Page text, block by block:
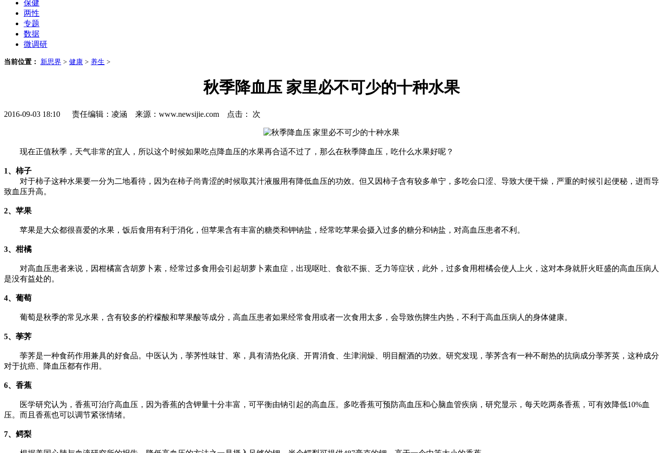
保健
两性
专题
数据
微调研
当前位置： 新思界 > 健康 > 养生 >
秋季降血压 家里必不可少的十种水果
2016-09-03 18:10 责任编辑：凌涵 来源：www.newsijie.com 点击： 次
现在正值秋季，天气非常的宜人，所以这个时候如果吃点降血压的水果再合适不过了，那么在秋季降血压，吃什么水果好呢？
1、柿子
对于柿子这种水果要一分为二地看待，因为在柿子尚青涩的时候取其汁液服用有降低血压的功效。但又因柿子含有较多单宁，多吃会口涩、导致大便干燥，严重的时候引起便秘，进而导
致血压升高。
2、苹果
苹果是大众都很喜爱的水果，饭后食用有利于消化，但苹果含有丰富的糖类和钾钠盐，经常吃苹果会摄入过多的糖分和钠盐，对高血压患者不利。
3、柑橘
对高血压患者来说，因柑橘富含胡萝卜素，经常过多食用会引起胡萝卜素血症，出现呕吐、食欲不振、乏力等症状，此外，过多食用柑橘会使人上火，这对本身就肝火旺盛的高血压病人
是没有益处的。
4、葡萄
葡萄是秋季的常见水果，含有较多的柠檬酸和苹果酸等成分，高血压患者如果经常食用或者一次食用太多，会导致伤脾生内热，不利于高血压病人的身体健康。
5、荸荠
荸荠是一种食药作用兼具的好食品。中医认为，荸荠性味甘、寒，具有清热化痰、开胃消食、生津润燥、明目醒酒的功效。研究发现，荸荠含有一种不耐热的抗病成分荸荠英，这种成分
对于抗癌、降血压都有作用。
6、香蕉
医学研究认为，香蕉可治疗高血压，因为香蕉的含钾量十分丰富，可平衡由钠引起的高血压。多吃香蕉可预防高血压和心脑血管疾病，研究显示，每天吃两条香蕉，可有效降低10%血
压。而且香蕉也可以调节紧张情绪。
7、鳄梨